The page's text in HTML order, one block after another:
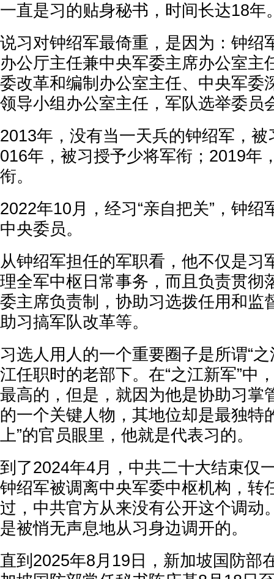
一直是习的贴身秘书，时间长达18年
说习对钟绍军最倚重，是因为：钟绍
办公厅主任兼中央军委主席办公室主
委改革和编制办公室主任、中央军委
领导小组办公室主任，军队选举委员
2013年，没有当一天兵的钟绍军，
016年，被习授予少将军衔；2019年
衔。
2022年10月，经习“亲自把关”，钟绍
中央委员。
从钟绍军担任的军职看，他不仅是习
理全军中枢日常事务，而且负责贯彻
委主席负责制，协助习选拨任用和监
助习搞军队改革等。
习选人用人的一个重要圈子是所谓“
江任职时的老部下。在“之江新军”中
最高的，但是，就因为他是协助习掌
的一个关键人物，其地位却是最独特
上”的官员眼里，他就是代表习的。
到了2024年4月，中共二十大结束仅
钟绍军被调离中央军委中枢机构，转
过，中共官方从来没有公开这个调动
是被悄无声息地从习身边调开的。
直到2025年8月19日，新加坡国防部